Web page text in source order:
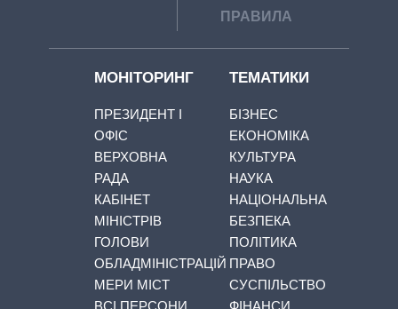
ПРАВИЛА
МОНІТОРИНГ
ПРЕЗИДЕНТ І
ОФІС
ВЕРХОВНА
РАДА
КАБІНЕТ
МІНІСТРІВ
ГОЛОВИ
ОБЛАДМІНІСТРАЦІЙ
МЕРИ МІСТ
ТЕМАТИКИ
БІЗНЕС
ЕКОНОМІКА
КУЛЬТУРА
НАУКА
НАЦІОНАЛЬНА
БЕЗПЕКА
ПОЛІТИКА
ПРАВО
СУСПІЛЬСТВО